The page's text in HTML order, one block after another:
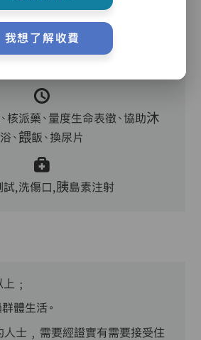
員,護士,物理治療師,職業治療
核派藥、量度生命表徵、協助沐
浴、餵飯、換尿片
試,洗傷口,胰島素注射
﹔
體生活。
士﹐需要經證實有需要接受住
我想了解收費